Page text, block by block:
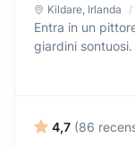
Kildare, Irlanda
Entra in un
giardini sontuosi.
4,7 (86